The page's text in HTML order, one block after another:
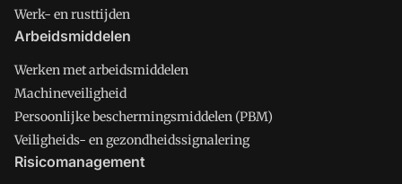
Werk- en rusttijden
Arbeidsmiddelen
Werken met arbeidsmiddelen
Machineveiligheid
Persoonlijke beschermingsmiddelen (PBM)
Veiligheids- en gezondheidssignalering
Risicomanagement